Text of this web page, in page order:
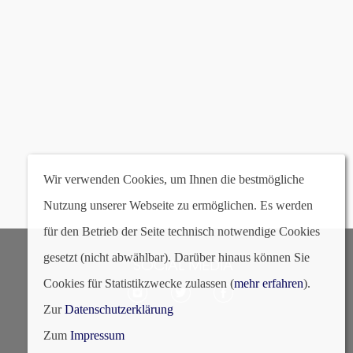
SOCIAL MEDIA
Wir verwenden Cookies, um Ihnen die bestmögliche
Nutzung unserer Webseite zu ermöglichen. Es werden
für den Betrieb der Seite technisch notwendige Cookies
gesetzt (nicht abwählbar). Darüber hinaus können Sie
Cookies für Statistikzwecke zulassen (mehr erfahren).
ZurDatenschutzerklärung
Zum Impressum